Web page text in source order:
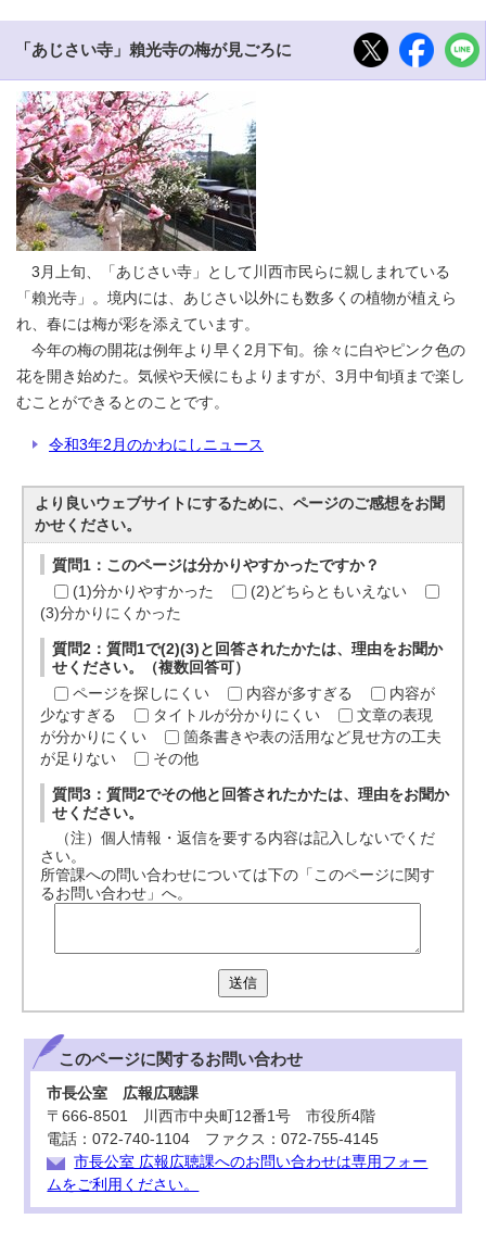
「あじさい寺」賴光寺の梅が見ごろに
3月上旬、「あじさい寺」として川西市民らに親しまれている
「賴光寺」。境内には、あじさい以外にも数多くの植物が植えら
れ、春には梅が彩を添えています。
今年の梅の開花は例年より早く2月下旬。徐々に白やピンク色の
花を開き始めた。気候や天候にもよりますが、3月中旬頃まで楽し
むことができるとのことです。
令和3年2月のかわにしニュース
より良いウェブサイトにするために、ページのご感想をお聞
かせください。
質問1：このページは分かりやすかったですか？
(1)分かりやすかった
(2)どちらともいえない
(3)分かりにくかった
質問2：質問1で(2)(3)と回答されたかたは、理由をお聞か
せください。（複数回答可）
ページを探しにくい
内容が多すぎる
内容が
少なすぎる
タイトルが分かりにくい
文章の表現
が分かりにくい
箇条書きや表の活用など見せ方の工夫
が足りない
その他
質問3：質問2でその他と回答されたかたは、理由をお聞か
せください。
（注）個人情報・返信を要する内容は記入しないでくだ
さい。
所管課への問い合わせについては下の「このページに関す
るお問い合わせ」へ。
送信
このページに関するお問い合わせ
市長公室 広報広聴課
〒666-8501 川西市中央町12番1号 市役所4階
電話：072-740-1104 ファクス：072-755-4145
市長公室 広報広聴課へのお問い合わせは専用フォー
ムをご利用ください。